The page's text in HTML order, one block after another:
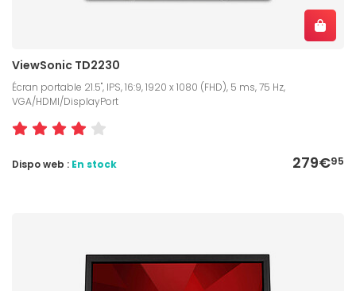
ViewSonic TD2230
Écran portable 21.5", IPS, 16:9, 1920 x 1080 (FHD), 5 ms, 75 Hz,
VGA/HDMI/DisplayPort
279€95
Dispo web : En stock